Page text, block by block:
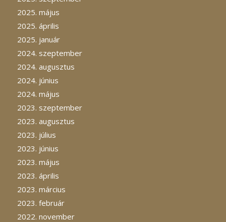
2025. május
2025. április
2025. január
2024. szeptember
2024. augusztus
2024. június
2024. május
2023. szeptember
2023. augusztus
2023. július
2023. június
2023. május
2023. április
2023. március
2023. február
2022. november